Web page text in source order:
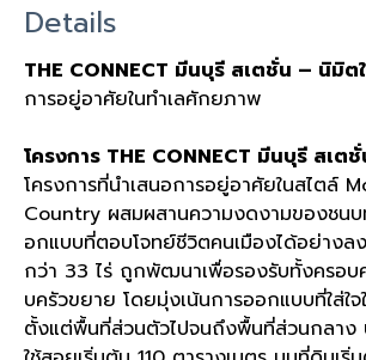
Details
THE CONNECT มีนบุรี สเตชั่น – นิมิต
การอยู่อาศัยในทำเลศักยภาพ
โครงการ THE CONNECT มีนบุรี สเต
โครงการที่นำเสนอการอยู่อาศัยในสไตล์
Country ผสมผสานความงดงามของชนบ
อกแบบที่ตอบโจทย์ชีวิตคนเมืองได้อย่างล
กว่า 33 ไร่ ถูกพัฒนาเพื่อรองรับทั้งครอบ
บครัวขยาย โดยมุ่งเน้นการออกแบบที่ใส่ใจ
ตั้งแต่พื้นที่ส่วนตัวไปจนถึงพื้นที่ส่วนกลา